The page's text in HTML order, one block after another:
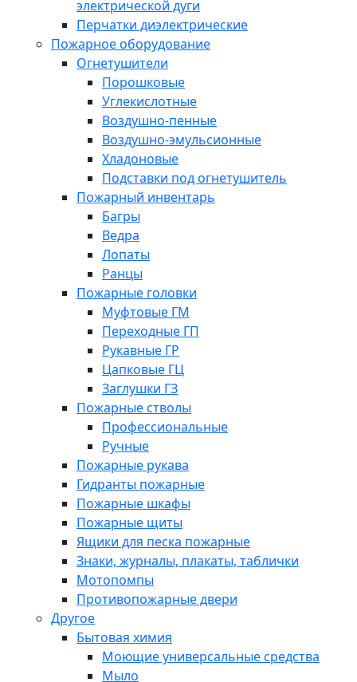
электрической дуги
Перчатки диэлектрические
Пожарное оборудование
Огнетушители
Порошковые
Углекислотные
Воздушно-пенные
Воздушно-эмульсионные
Хладоновые
Подставки под огнетушитель
Пожарный инвентарь
Багры
Ведра
Лопаты
Ранцы
Пожарные головки
Муфтовые ГМ
Переходные ГП
Рукавные ГР
Цапковые ГЦ
Заглушки ГЗ
Пожарные стволы
Профессиональные
Ручные
Пожарные рукава
Гидранты пожарные
Пожарные шкафы
Пожарные щиты
Ящики для песка пожарные
Знаки, журналы, плакаты, таблички
Мотопомпы
Противопожарные двери
Другое
Бытовая химия
Моющие универсальные средства
Мыло